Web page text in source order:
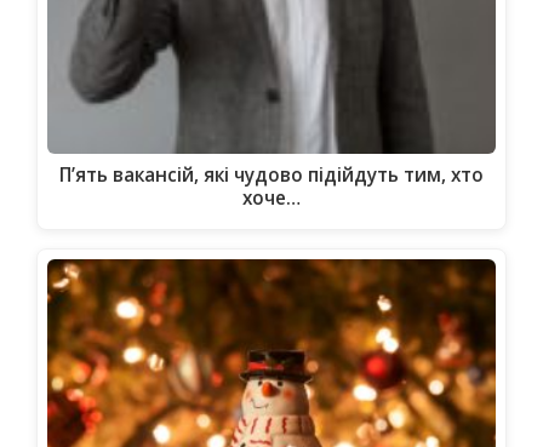
П’ять вакансій, які чудово підійдуть тим, хто
хоче…